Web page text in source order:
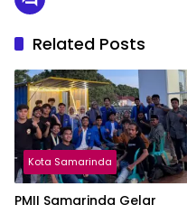
Related Posts
Kota Samarinda
PMII Samarinda Gelar